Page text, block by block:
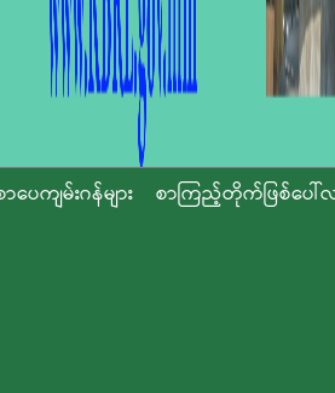
ာပေကျမ်းဂန်များ
စာကြည့်တိုက်ဖြစ်ပေါ်